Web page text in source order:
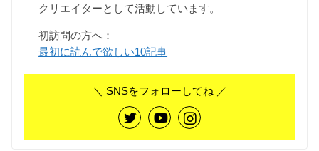
クリエイターとして活動しています。
初訪問の方へ：
最初に読んで欲しい10記事
＼ SNSをフォローしてね ／